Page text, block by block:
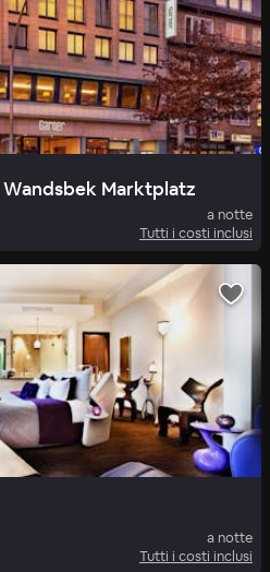
Marktplatz
a notte
Tutti i costi inclusi
a notte
Tutti i costi inclusi